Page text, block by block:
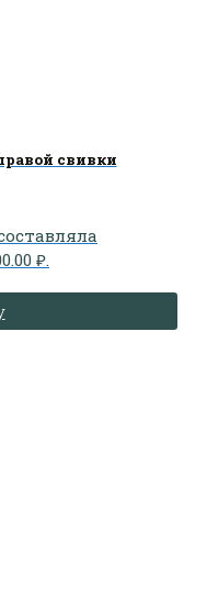
свивки
₽.